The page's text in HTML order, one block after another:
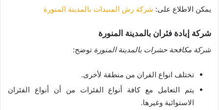
يمكن الاطلاع على: شركة رش المبيدات بالمدينة المنورة
شركة إبادة فئران بالمدينة المنورة
شركة مكافحة حشرات بالمدينة المنورة توضح:
تختلف انواع الفران من منطقة لأخرى.
يتم التعامل مع كافة أنواع الفئرات من أن أنواع الفئران
الاستوائية وغيرها.